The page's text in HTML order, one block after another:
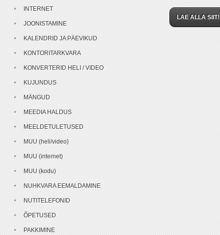
LAE ALLA SIIT!
INTERNET
JOONISTAMINE
KALENDRID JA PÄEVIKUD
KONTORITARKVARA
KONVERTERID HELI / VIDEO
KUJUNDUS
MÄNGUD
MEEDIA HALDUS
MEELDETULETUSED
MUU (heli/video)
MUU (internet)
MUU (kodu)
NUHKVARA EEMALDAMINE
NUTITELEFONID
ÕPETUSED
PAKKIMINE